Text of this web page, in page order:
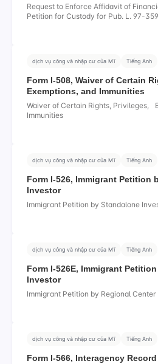
Request to Enforce Affidavit of
Petition for Custody for Pub. L. 97-
dịch vụ công và nhập cư của Mĩ Tiếng Anh
Form I-508, Waiver of Certain
Exemptions, and Immunities
Waiver of Certain Rights, Privileges,
Immunities
dịch vụ công và nhập cư của Mĩ Tiếng Anh
Form I-526, Immigrant Petition
Investor
Immigrant Petition by Standalone
dịch vụ công và nhập cư của Mĩ Tiếng Anh
Form I-526E, Immigrant
Investor
Immigrant Petition by Regional
dịch vụ công và nhập cư của Mĩ Tiếng Anh
Form I-566, Interagency